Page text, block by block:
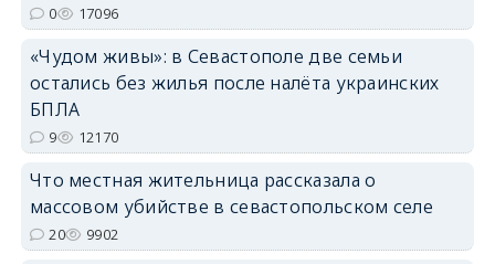
0 17096
«Чудом живы»: в Севастополе две семьи
остались без жилья после налёта украинских
БПЛА
9 12170
Что местная жительница рассказала о
массовом убийстве в севастопольском селе
20 9902